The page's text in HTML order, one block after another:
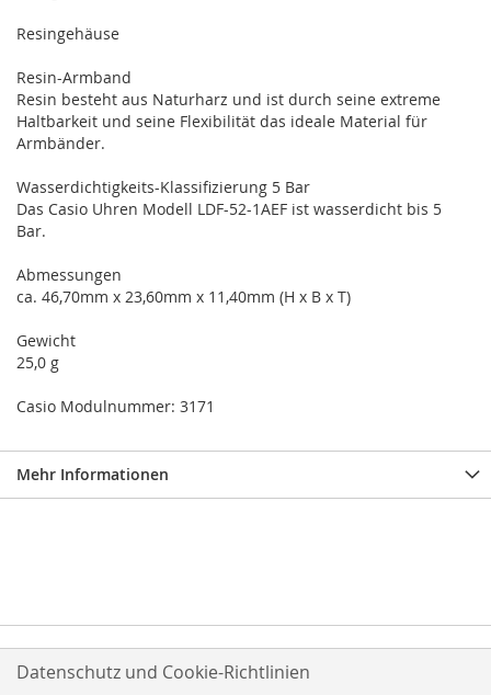
Resingehäuse
Resin-Armband
Resin besteht aus Naturharz und ist durch seine extreme
Haltbarkeit und seine Flexibilität das ideale Material für
Armbänder.
Wasserdichtigkeits-Klassifizierung 5 Bar
Das Casio Uhren Modell LDF-52-1AEF ist wasserdicht bis 5
Bar.
Abmessungen
ca. 46,70mm x 23,60mm x 11,40mm (H x B x T)
Gewicht
25,0 g
Casio Modulnummer: 3171
Mehr Informationen
Datenschutz und Cookie-Richtlinien